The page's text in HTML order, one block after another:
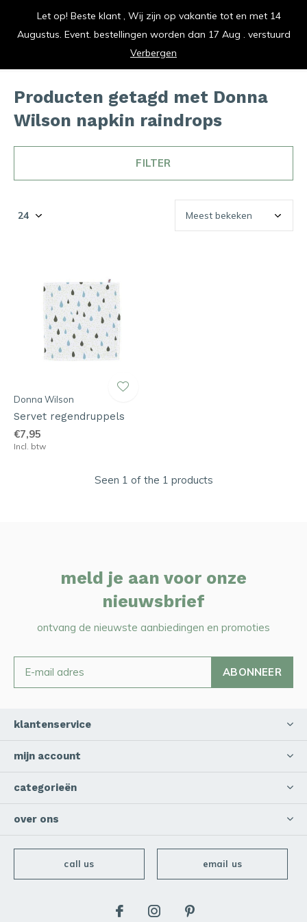
vrolijk je keuken op
Producten getagd met Donna
Wilson napkin raindrops
FILTER
Donna Wilson
Servet regendruppels
€7,95
Incl. btw
Seen 1 of the 1 products
meld je aan voor onze
nieuwsbrief
ontvang de nieuwste aanbiedingen en promoties
ABONNEER
klantenservice
mijn account
categorieën
over ons
call us email us
Let op! Beste klant , Wij zijn op vakantie tot en met 14
Augustus. Event. bestellingen worden dan 17 Aug . verstuurd
Verbergen